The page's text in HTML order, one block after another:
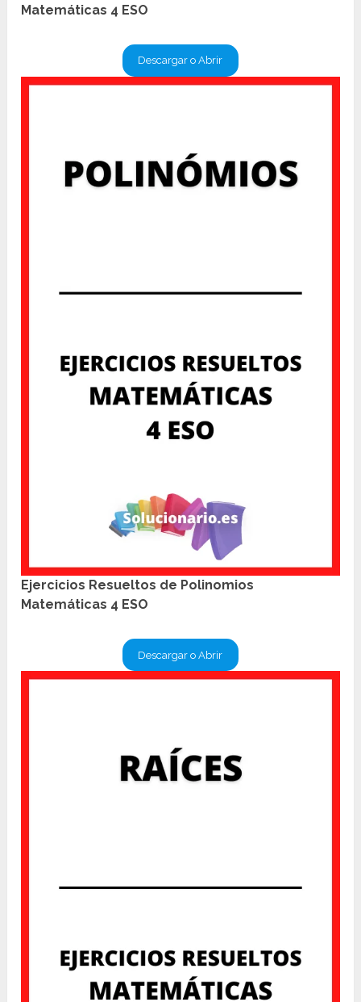
Matemáticas 4 ESO
Descargar o Abrir
Ejercicios Resueltos de Polinomios
Matemáticas 4 ESO
Descargar o Abrir